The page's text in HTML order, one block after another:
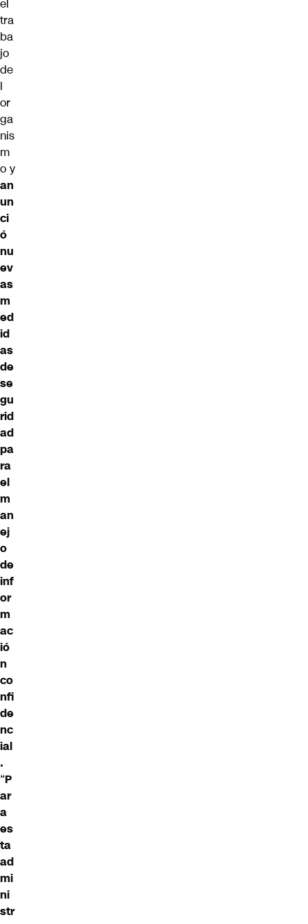
el
tra
ba
jo
de
l
or
ga
nis
m
o y
an
un
ci
ó
nu
ev
as
m
ed
id
as
de
se
gu
rid
ad
pa
ra
el
m
an
ej
o
de
inf
or
m
ac
ió
n
co
nfi
de
nc
ial
.
“P
ar
a
es
ta
ad
mi
ni
str